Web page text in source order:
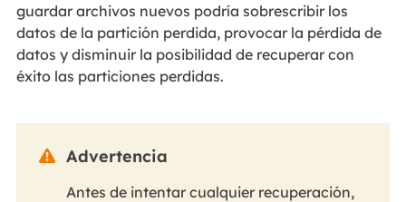
guardar archivos nuevos podría sobrescribir los
datos de la partición perdida, provocar la pérdida de
datos y disminuir la posibilidad de recuperar con
éxito las particiones perdidas.
 Advertencia
Antes de intentar cualquier recuperación,